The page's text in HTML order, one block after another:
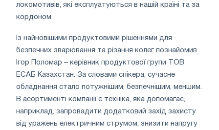
локомотивів, які експлуатуються в нашій країні та за
кордоном.
Із найновішими продуктовими рішеннями для
безпечних зварювання та різання колег познайомив
Ігор Поломар – керівник продуктової групи ТОВ
ЕСАБ Казахстан. За словами спікера, сучасне
обладнання стало потужнішим, безпечнішим, меншим.
В асортименті компанії є техніка, яка допомагає,
наприклад, запровадити додатковий захід захисту
від уражень електричним струмом, знизити напругу